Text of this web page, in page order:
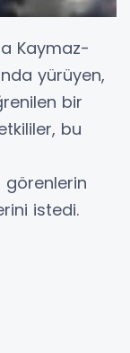
Kaymaz-
yürüyen,
bir
bu
istedi.